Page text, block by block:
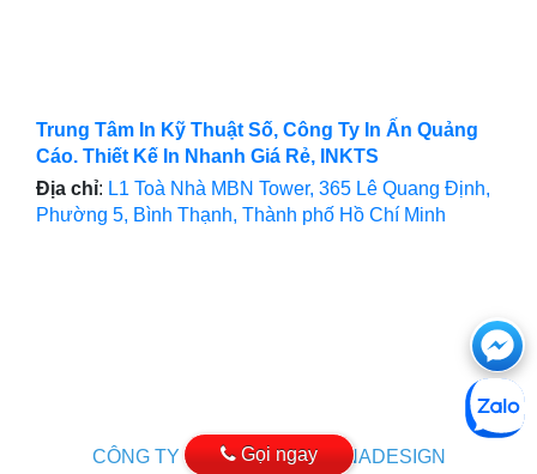
Trung Tâm In Kỹ Thuật Số, Công Ty In Ấn Quảng
Cáo. Thiết Kế In Nhanh Giá Rẻ, INKTS
Địa chỉ: L1 Toà Nhà MBN Tower, 365 Lê Quang Định,
Phường 5, Bình Thạnh, Thành phố Hồ Chí Minh
Gọi ngay
với
CÔNG TY THIẾT KẾ WEB VINADESIGN